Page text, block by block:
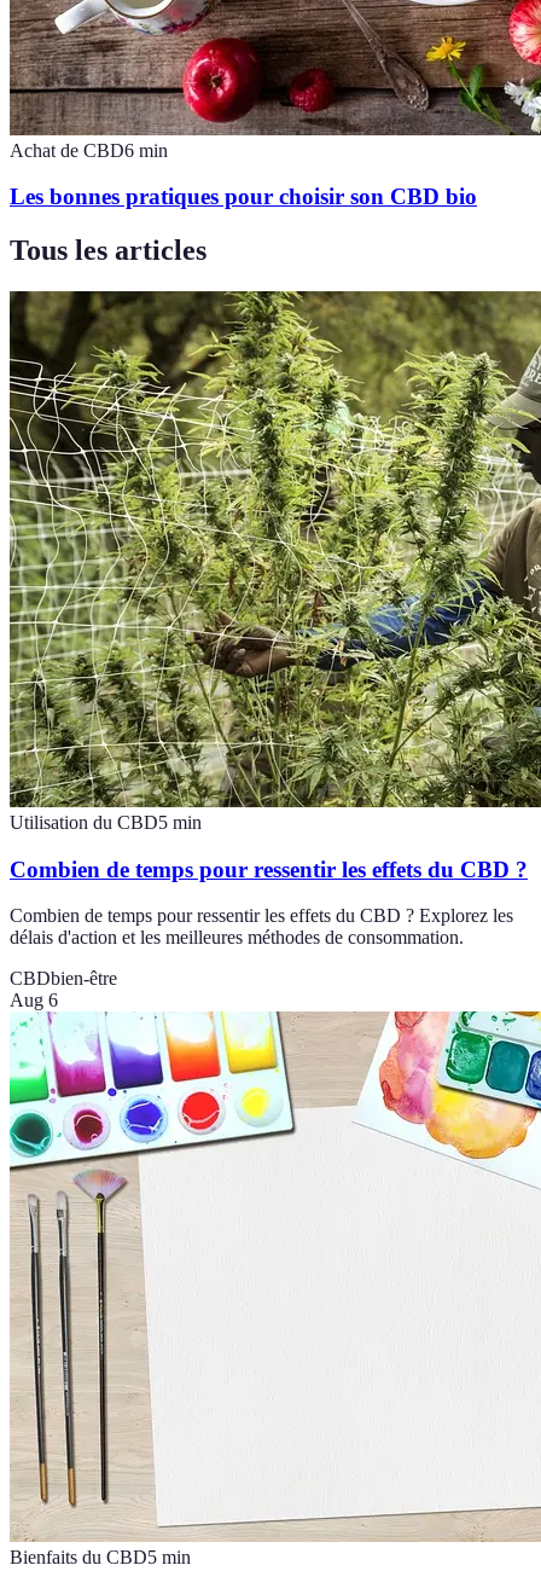
Achat de CBD6 min
Les bonnes pratiques pour choisir son CBD bio
Tous les articles
Utilisation du CBD5 min
Combien de temps pour ressentir les effets du CBD ?
Combien de temps pour ressentir les effets du CBD ? Explorez les
délais d'action et les meilleures méthodes de consommation.
CBDbien-être
Aug 6
Bienfaits du CBD5 min